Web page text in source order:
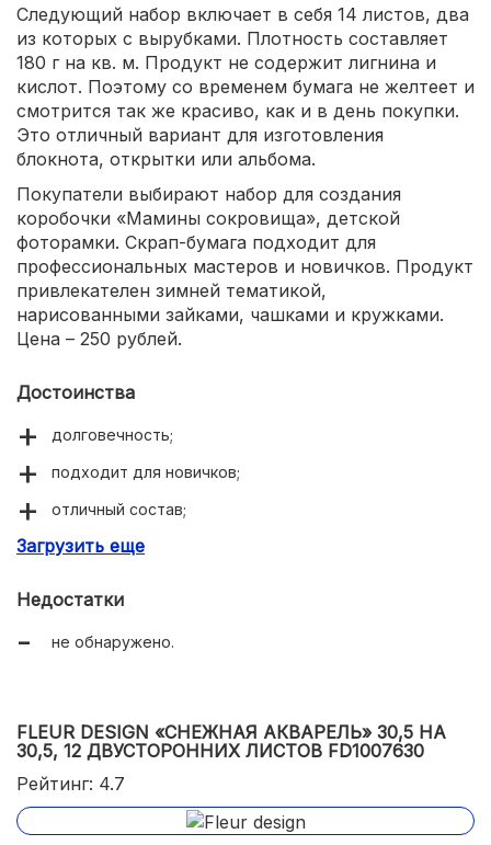
Следующий набор включает в себя 14 листов, два
из которых с вырубками. Плотность составляет
180 г на кв. м. Продукт не содержит лигнина и
кислот. Поэтому со временем бумага не желтеет и
смотрится так же красиво, как и в день покупки.
Это отличный вариант для изготовления
блокнота, открытки или альбома.
Покупатели выбирают набор для создания
коробочки «Мамины сокровища», детской
фоторамки. Скрап-бумага подходит для
профессиональных мастеров и новичков. Продукт
привлекателен зимней тематикой,
нарисованными зайками, чашками и кружками.
Цена – 250 рублей.
Достоинства
долговечность;
подходит для новичков;
отличный состав;
оптимальная плотность.
Загрузить еще
Недостатки
не обнаружено.
FLEUR DESIGN «СНЕЖНАЯ АКВАРЕЛЬ» 30,5 НА
30,5, 12 ДВУСТОРОННИХ ЛИСТОВ FD1007630
Рейтинг: 4.7